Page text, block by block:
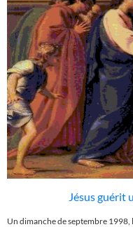
Jésus guérit
Un dimanche de septembre 1998,